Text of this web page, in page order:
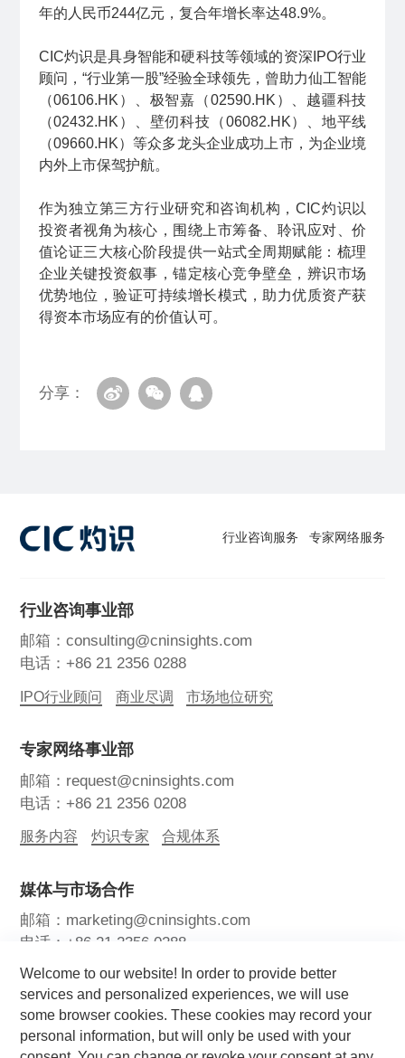
年的人民币244亿元，复合年增长率达48.9%。
CIC灼识是具身智能和硬科技等领域的资深IPO行业
顾问，“行业第一股”经验全球领先，曾助力仙工智能
（06106.HK）、极智嘉（02590.HK）、越疆科技
（02432.HK）、壁仞科技（06082.HK）、地平线
（09660.HK）等众多龙头企业成功上市，为企业境
内外上市保驾护航。
作为独立第三方行业研究和咨询机构，CIC灼识以
投资者视角为核心，围绕上市筹备、聆讯应对、价
值论证三大核心阶段提供一站式全周期赋能：梳理
企业关键投资叙事，锚定核心竞争壁垒，辨识市场
优势地位，验证可持续增长模式，助力优质资产获
得资本市场应有的价值认可。
分享：
Welcome to our website! In order to provide better
services and personalized experiences, we will use
some browser cookies. These cookies may record your
personal information, but will only be used with your
行业咨询服务 专家网络服务
行业咨询事业部
邮箱：consulting@cninsights.com
电话：+86 21 2356 0288
IPO行业顾问 商业尽调 市场地位研究
专家网络事业部
邮箱：request@cninsights.com
电话：+86 21 2356 0208
服务内容 灼识专家 合规体系
媒体与市场合作
邮箱：marketing@cninsights.com
电话：+86 21 2356 0288
灼耀峰会 报告洞察 新闻中心
关注我们